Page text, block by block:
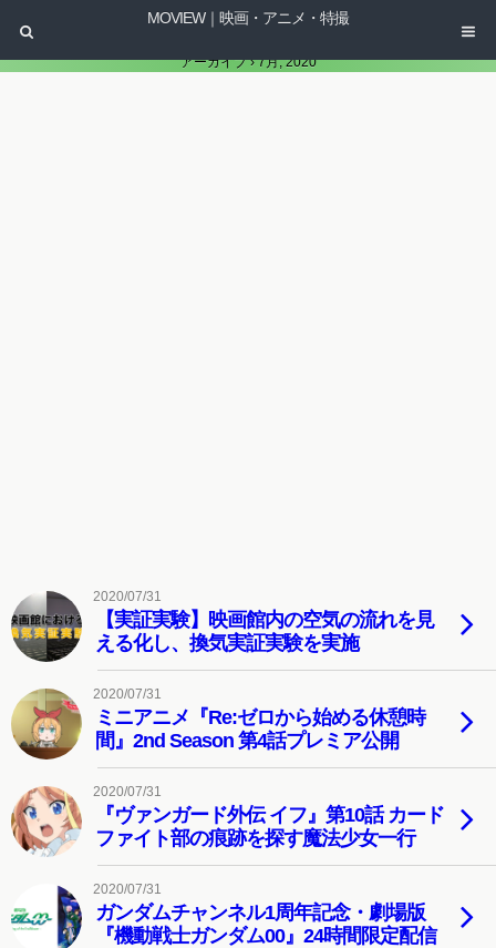
MOVIEW｜映画・アニメ・特撮
アーカイブ › 7月, 2020
2020/07/31
【実証実験】映画館内の空気の流れを見
える化し、換気実証実験を実施
2020/07/31
ミニアニメ『Re:ゼロから始める休憩時
間』2nd Season 第4話プレミア公開
2020/07/31
『ヴァンガード外伝 イフ』第10話 カード
ファイト部の痕跡を探す魔法少女一行
2020/07/31
ガンダムチャンネル1周年記念・劇場版
『機動戦士ガンダム00』24時間限定配信